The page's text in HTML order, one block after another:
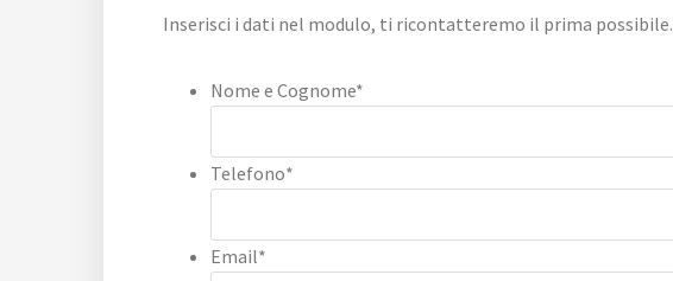
Inserisci i dati nel modulo, ti ricontatteremo il prima possibile.
Nome e Cognome*
Telefono*
Email*